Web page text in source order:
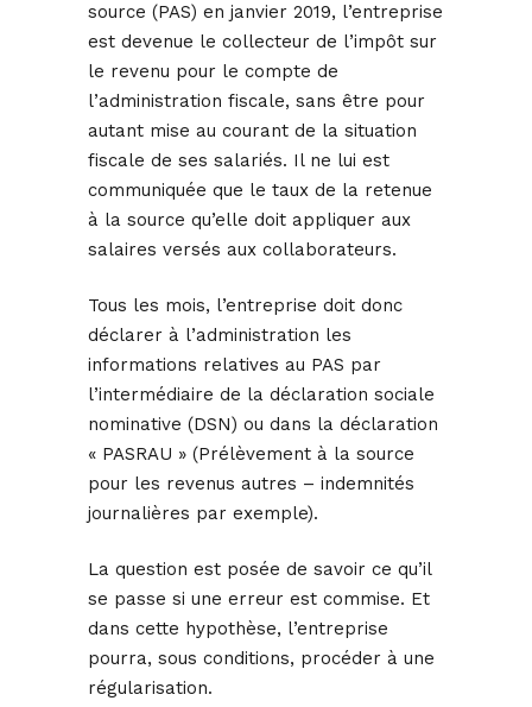
source (PAS) en janvier 2019, l’entreprise
est devenue le collecteur de l’impôt sur
le revenu pour le compte de
l’administration fiscale, sans être pour
autant mise au courant de la situation
fiscale de ses salariés. Il ne lui est
communiquée que le taux de la retenue
à la source qu’elle doit appliquer aux
salaires versés aux collaborateurs.
Tous les mois, l’entreprise doit donc
déclarer à l’administration les
informations relatives au PAS par
l’intermédiaire de la déclaration sociale
nominative (DSN) ou dans la déclaration
« PASRAU » (Prélèvement à la source
pour les revenus autres – indemnités
journalières par exemple).
La question est posée de savoir ce qu’il
se passe si une erreur est commise. Et
dans cette hypothèse, l’entreprise
pourra, sous conditions, procéder à une
régularisation.